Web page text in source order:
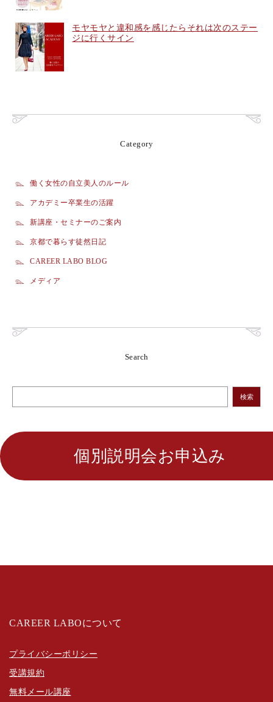
モヤモヤと違和感を感じたらそれは次のステー
ジに行くサイン
Category
働く女性の自立美人のルール
アカデミー卒業生の活躍
新講座・セミナーのご案内
京都で暮らす徒然日記
CAREER LABO BLOG
メディア
Search
検索
個別説明会お申込み
CAREER LABOについて
プライバシーポリシー
受講規約
無料メール講座